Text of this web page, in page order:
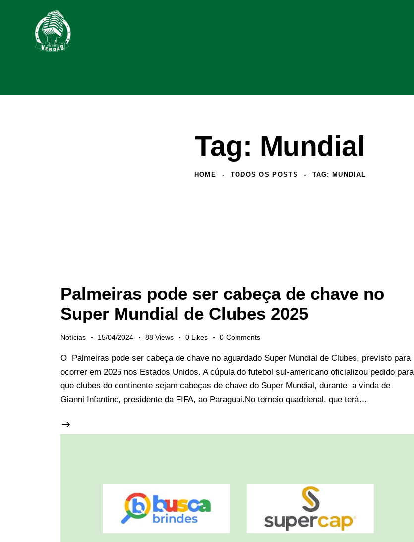
Tag: Mundial
HOME TODOS OS POSTS TAG: MUNDIAL
Palmeiras pode ser cabeça de chave no
Super Mundial de Clubes 2025
Notícias 15/04/2024 88 Views 0 Likes 0 Comments
O Palmeiras pode ser cabeça de chave no aguardado Super Mundial de Clubes, previsto para
ocorrer em 2025 nos Estados Unidos. A cúpula do futebol sul-americano oficializou pedido para
que clubes do continente sejam cabeças de chave do Super Mundial, durante a vinda de
Gianni Infantino, presidente da FIFA, ao Paraguai.No torneio quadrienal, que terá…